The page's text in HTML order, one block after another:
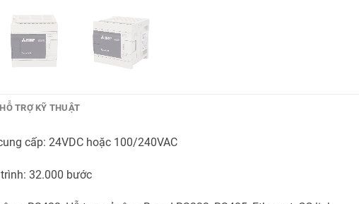
HỖ TRỢ KỸ THUẬT
cấp: 24VDC hoặc 100/240VAC
32.000 bước